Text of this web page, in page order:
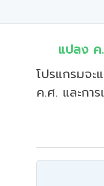
แปลง
โปรแกรมจ
ค.ศ. และกา